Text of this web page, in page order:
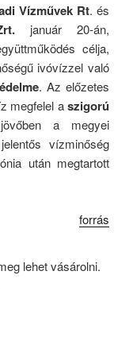
Vízművek Rt. és
január 20-án,
célja,
ivóvízzel való
. Az előzetes
megfelel aszigorú
a megyei
vízminőség
után megtartott
forrás
lehet vásárolni.